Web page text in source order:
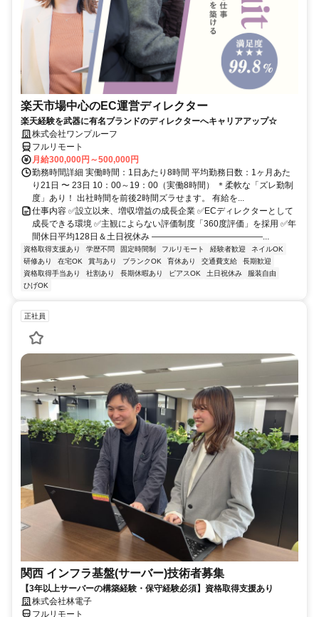
楽天市場中心のEC運営ディレクター
楽天経験を武器に有名ブランドのディレクターへキャリアアップ☆
株式会社ワンプルーフ
フルリモート
月給300,000円～500,000円
勤務時間詳細 実働時間：1日あたり8時間 平均勤務日数：1ヶ月あた
り21日 〜 23日 10：00～19：00（実働8時間） ＊柔軟な「ズレ勤制
度」あり！ 出社時間を前後2時間ズラせます。 有給を...
仕事内容 ✅設立以来、増収増益の成長企業 ✅ECディレクターとして
成長できる環境 ✅主観によらない評価制度「360度評価」を採用 ✅年
間休日平均128日＆土日祝休み ―――――――――――――...
資格取得支援あり 学歴不問 固定時間制 フルリモート 経験者歓迎
ネイルOK
研修あり
在宅OK 賞与あり ブランクOK 育休あり 交通費支給
長期歓迎
資格取得手当あり
社割あり 長期休暇あり ピアスOK 土日祝休み
服装自由
ひげOK
正社員
関西 インフラ基盤(サーバー)技術者募集
【3年以上サーバーの構築経験・保守経験必須】資格取得支援あり
株式会社林電子
フルリモート